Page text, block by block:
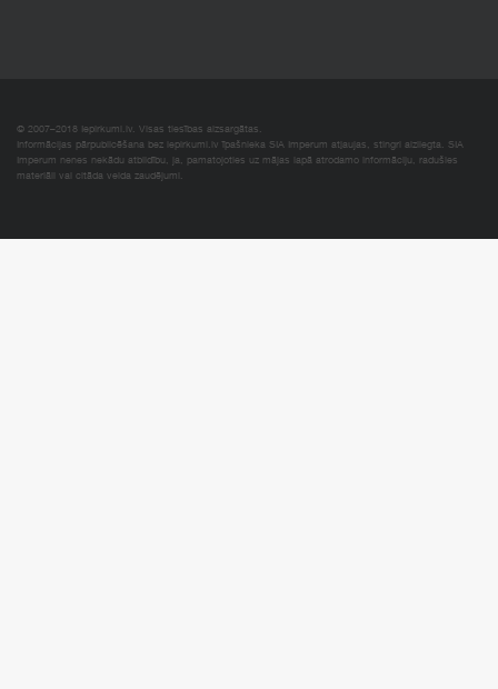
© 2007–2018 Iepirkumi.lv. Visas tiesības aizsargātas.
Informācijas pārpublicēšana bez iepirkumi.lv īpašnieka SIA Imperum atļaujas, stingri aizliegta. SIA
Imperum nenes nekādu atbildību, ja, pamatojoties uz mājas lapā atrodamo informāciju, radušies
materiāli vai citāda veida zaudējumi.